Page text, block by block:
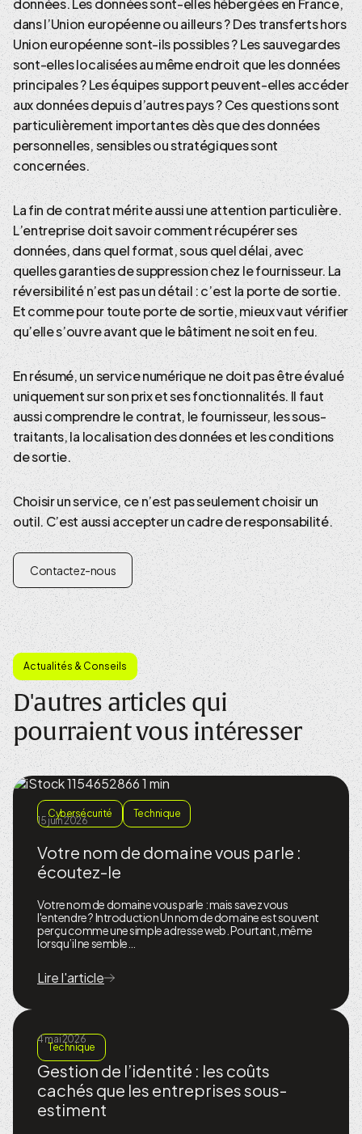
données. Les données sont-elles hébergées en France,
dans l’Union européenne ou ailleurs ? Des transferts hors
Union européenne sont-ils possibles ? Les sauvegardes
sont-elles localisées au même endroit que les données
principales ? Les équipes support peuvent-elles accéder
aux données depuis d’autres pays ? Ces questions sont
particulièrement importantes dès que des données
personnelles, sensibles ou stratégiques sont
concernées.
La fin de contrat mérite aussi une attention particulière.
L’entreprise doit savoir comment récupérer ses
données, dans quel format, sous quel délai, avec
quelles garanties de suppression chez le fournisseur. La
réversibilité n’est pas un détail : c’est la porte de sortie.
Et comme pour toute porte de sortie, mieux vaut vérifier
qu’elle s’ouvre avant que le bâtiment ne soit en feu.
En résumé, un service numérique ne doit pas être évalué
uniquement sur son prix et ses fonctionnalités. Il faut
aussi comprendre le contrat, le fournisseur, les sous-
traitants, la localisation des données et les conditions
de sortie.
Choisir un service, ce n’est pas seulement choisir un
outil. C’est aussi accepter un cadre de responsabilité.
Contactez-nous
Actualités & Conseils
D'autres articles qui
pourraient vous intéresser
Cybersécurité Technique
15 juin 2026
Votre nom de domaine vous parle :
écoutez-le
Votre nom de domaine vous parle : mais savez vous
l'entendre ? Introduction Un nom de domaine est souvent
perçu comme une simple adresse web. Pourtant, même
lorsqu’il ne semble…
Lire l'article
Technique
4 mai 2026
Gestion de l’identité : les coûts
cachés que les entreprises sous-
estiment